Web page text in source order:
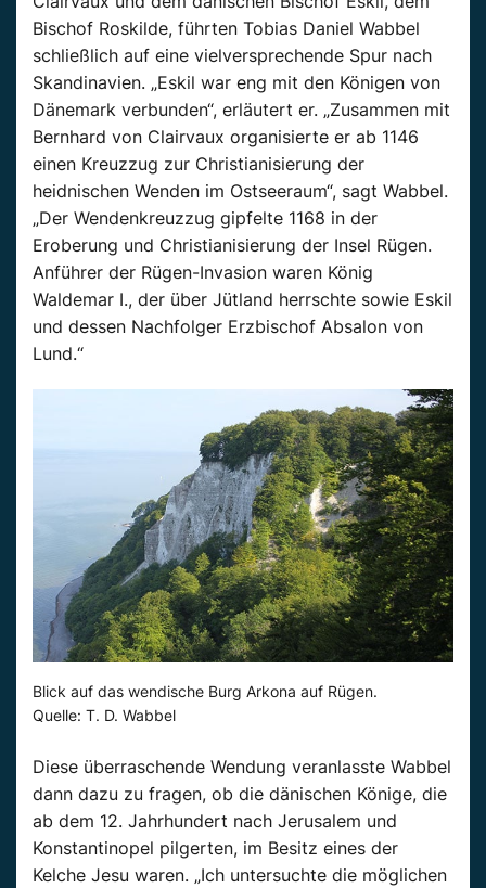
Bischof Roskilde, führten Tobias Daniel Wabbel
schließlich auf eine vielversprechende Spur nach
Skandinavien. „Eskil war eng mit den Königen von
Dänemark verbunden“, erläutert er. „Zusammen mit
Bernhard von Clairvaux organisierte er ab 1146
einen Kreuzzug zur Christianisierung der
heidnischen Wenden im Ostseeraum“, sagt Wabbel.
„Der Wendenkreuzzug gipfelte 1168 in der
Eroberung und Christianisierung der Insel Rügen.
Anführer der Rügen-Invasion waren König
Waldemar I., der über Jütland herrschte sowie Eskil
und dessen Nachfolger Erzbischof Absalon von
Lund.“
Blick auf das wendische Burg Arkona auf Rügen.
Quelle: T. D. Wabbel
Diese überraschende Wendung veranlasste Wabbel
dann dazu zu fragen, ob die dänischen Könige, die
ab dem 12. Jahrhundert nach Jerusalem und
Konstantinopel pilgerten, im Besitz eines der
Kelche Jesu waren. „Ich untersuchte die möglichen